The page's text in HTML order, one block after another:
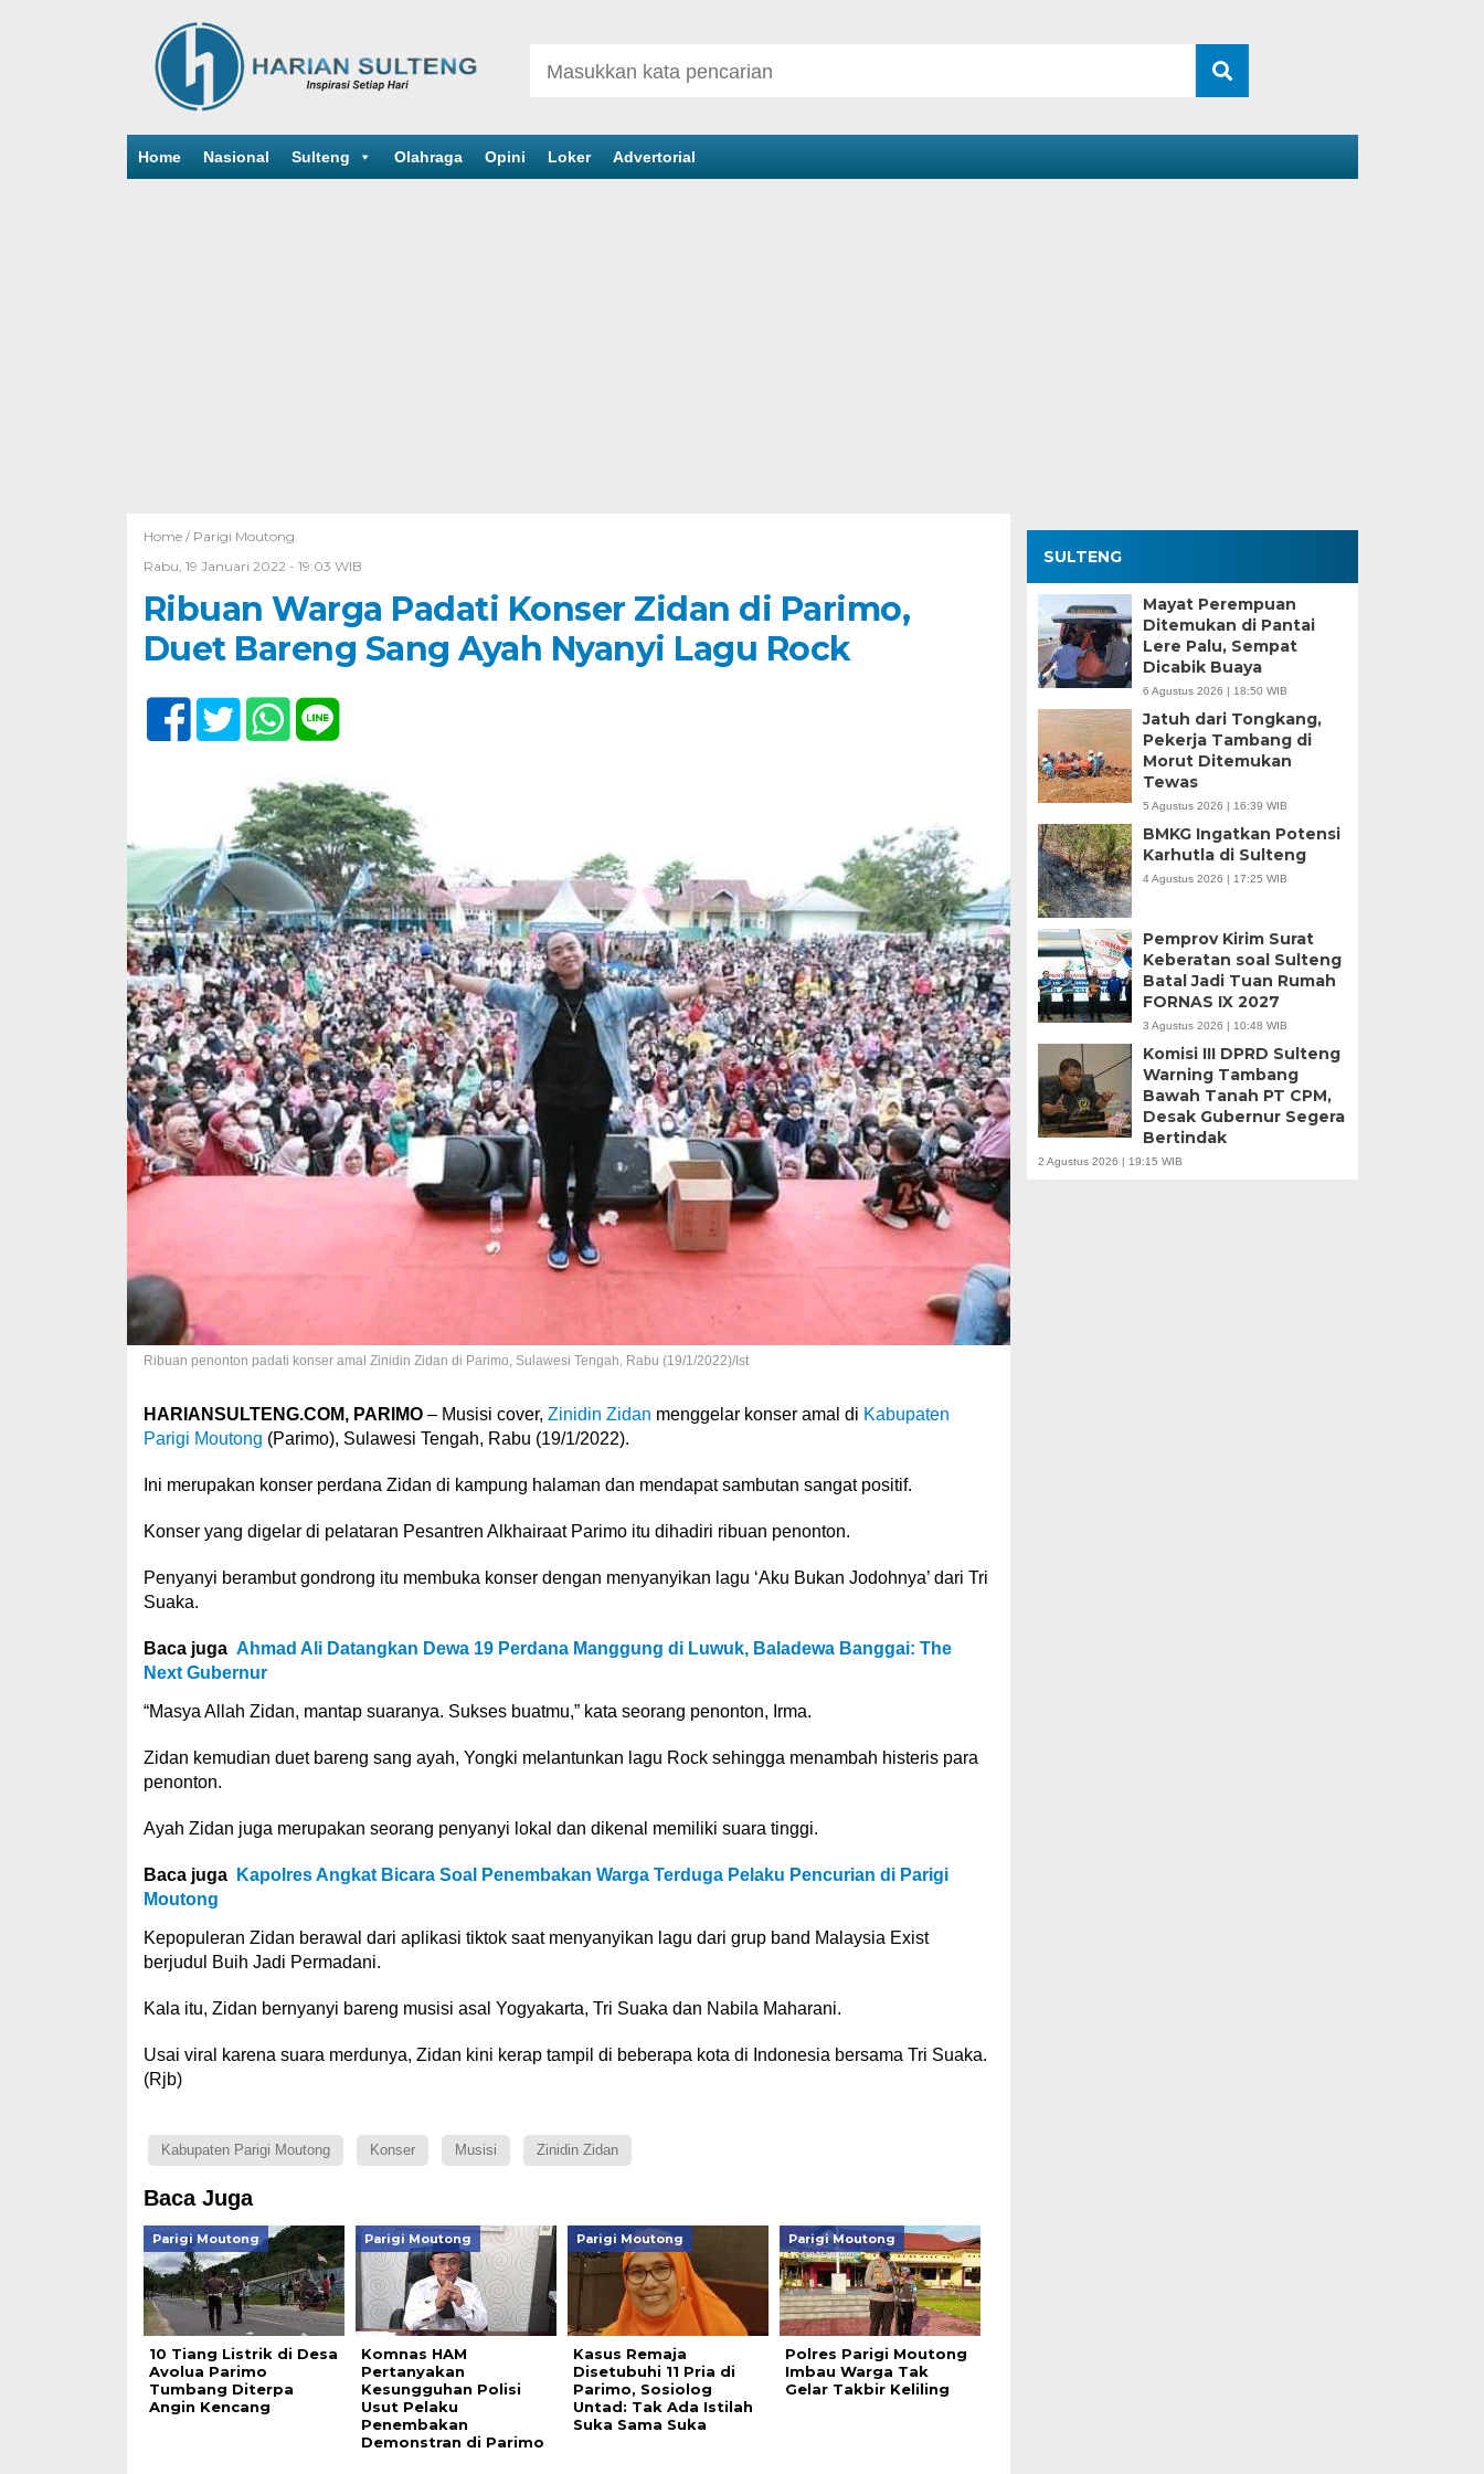
Home Nasional Sulteng Olahraga Opini Loker Advertorial
Home / Parigi Moutong
Rabu, 19 Januari 2022 - 19:03 WIB
Ribuan Warga Padati Konser Zidan di Parimo,
Duet Bareng Sang Ayah Nyanyi Lagu Rock
Ribuan penonton padati konser amal Zinidin Zidan di Parimo, Sulawesi Tengah, Rabu (19/1/2022)/Ist
HARIANSULTENG.COM, PARIMO– Musisi cover, Zinidin Zidan menggelar konser amal di Kabupaten
Parigi Moutong (Parimo), Sulawesi Tengah, Rabu (19/1/2022).
Ini merupakan konser perdana Zidan di kampung halaman dan mendapat sambutan sangat positif.
Konser yang digelar di pelataran Pesantren Alkhairaat Parimo itu dihadiri ribuan penonton.
Penyanyi berambut gondrong itu membuka konser dengan menyanyikan lagu ‘Aku Bukan Jodohnya’ dari Tri
Suaka.
Baca juga Ahmad Ali Datangkan Dewa 19 Perdana Manggung di Luwuk, Baladewa Banggai: The
Next Gubernur
“Masya Allah Zidan, mantap suaranya. Sukses buatmu,” kata seorang penonton, Irma.
Zidan kemudian duet bareng sang ayah, Yongki melantunkan lagu Rock sehingga menambah histeris para
penonton.
Ayah Zidan juga merupakan seorang penyanyi lokal dan dikenal memiliki suara tinggi.
Baca juga
Kapolres Angkat Bicara Soal Penembakan Warga Terduga Pelaku Pencurian di Parigi
Moutong
Kepopuleran Zidan berawal dari aplikasi tiktok saat menyanyikan lagu dari grup band Malaysia Exist
berjudul Buih Jadi Permadani.
Kala itu, Zidan bernyanyi bareng musisi asal Yogyakarta, Tri Suaka dan Nabila Maharani.
Usai viral karena suara merdunya, Zidan kini kerap tampil di beberapa kota di Indonesia bersama Tri Suaka.
(Rjb)
Kabupaten Parigi Moutong Konser Musisi Zinidin Zidan
Baca Juga
Parigi Moutong
10 Tiang Listrik di Desa
Avolua Parimo
Tumbang Diterpa
Angin Kencang
Parigi Moutong
Komnas HAM
Pertanyakan
Kesungguhan Polisi
Usut Pelaku
Penembakan
Demonstran di Parimo
Parigi Moutong
Kasus Remaja
Disetubuhi 11 Pria di
Parimo, Sosiolog
Untad: Tak Ada Istilah
Suka Sama Suka
Parigi Moutong
Polres Parigi Moutong
Imbau Warga Tak
Gelar Takbir Keliling
SULTENG
Mayat Perempuan
Ditemukan di Pantai
Lere Palu, Sempat
Dicabik Buaya
6 Agustus 2026 | 18:50 WIB
Jatuh dari Tongkang,
Pekerja Tambang di
Morut Ditemukan
Tewas
5 Agustus 2026 | 16:39 WIB
BMKG Ingatkan Potensi
Karhutla di Sulteng
4 Agustus 2026 | 17:25 WIB
Pemprov Kirim Surat
Keberatan soal Sulteng
Batal Jadi Tuan Rumah
FORNAS IX 2027
3 Agustus 2026 | 10:48 WIB
Komisi III DPRD Sulteng
Warning Tambang
Bawah Tanah PT CPM,
Desak Gubernur Segera
Bertindak
2 Agustus 2026 | 19:15 WIB